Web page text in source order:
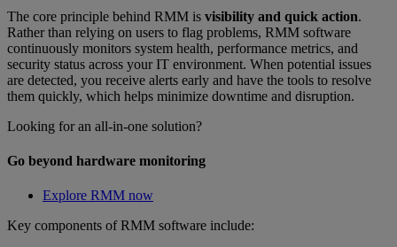
The core principle behind RMM is visibility and quick action.
Rather than relying on users to flag problems, RMM software
continuously monitors system health, performance metrics, and
security status across your IT environment. When potential issues
are detected, you receive alerts early and have the tools to resolve
them quickly, which helps minimize downtime and disruption.
Looking for an all-in-one solution?
Go beyond hardware monitoring
Explore RMM now
Key components of RMM software include: